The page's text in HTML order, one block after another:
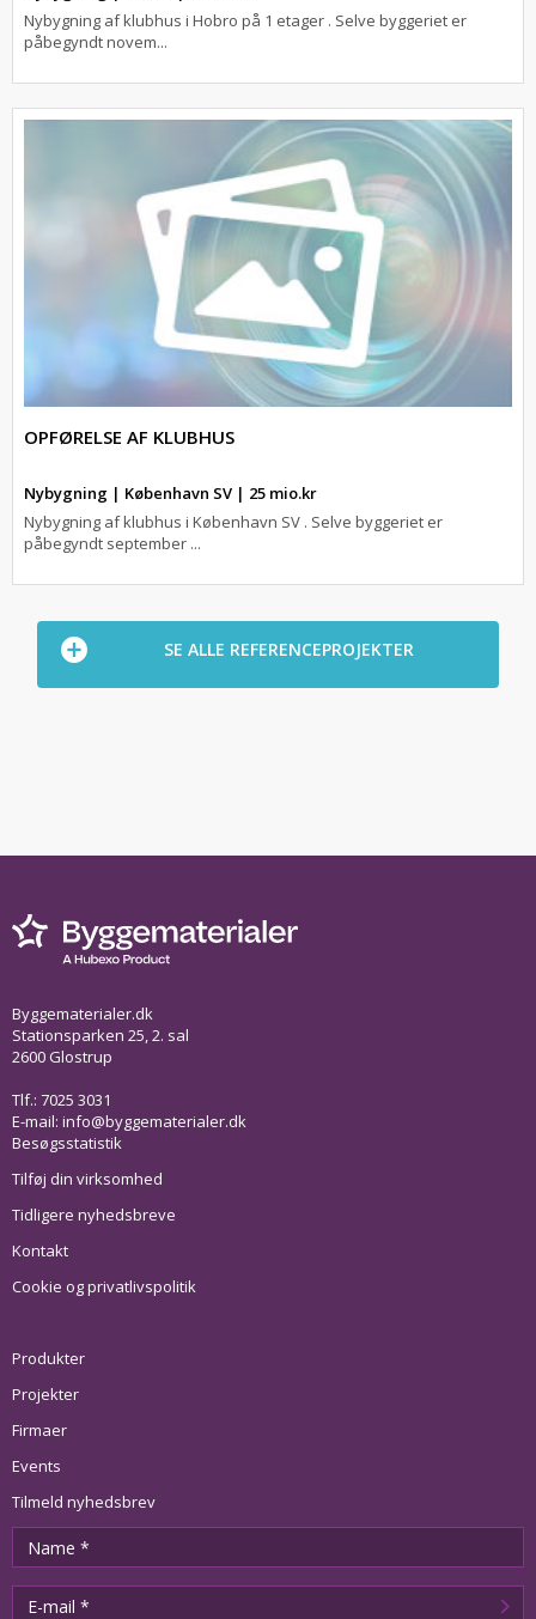
Nybygning af klubhus i Hobro på 1 etager . Selve byggeriet er
påbegyndt novem...
OPFØRELSE AF KLUBHUS
Nybygning | København SV | 25 mio.kr
Nybygning af klubhus i København SV . Selve byggeriet er
påbegyndt september ...
SE ALLE REFERENCEPROJEKTER
Byggematerialer.dk
Stationsparken 25, 2. sal
2600 Glostrup
Tlf.: 7025 3031
E-mail: info@byggematerialer.dk
Besøgsstatistik
Tilføj din virksomhed
Tidligere nyhedsbreve
Kontakt
Cookie og privatlivspolitik
Produkter
Projekter
Firmaer
Events
Tilmeld nyhedsbrev